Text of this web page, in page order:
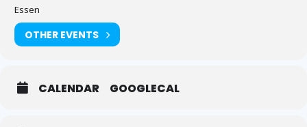
Essen
OTHER EVENTS
CALENDAR GOOGLECAL